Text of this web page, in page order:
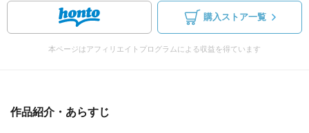
購入ストア一覧
本ページはアフィリエイトプログラムによる収益を得ています
作品紹介・あらすじ